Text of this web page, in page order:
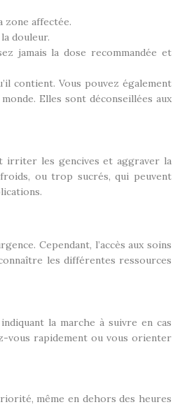
zone affectée.
douleur.
jamais la dose recommandée et
contient. Vous pouvez également
Elles sont déconseillées aux
irriter les gencives et aggraver la
ou trop sucrés, qui peuvent
Cependant, l’accès aux soins
les différentes ressources
la marche à suivre en cas
vous rapidement ou vous orienter
même en dehors des heures